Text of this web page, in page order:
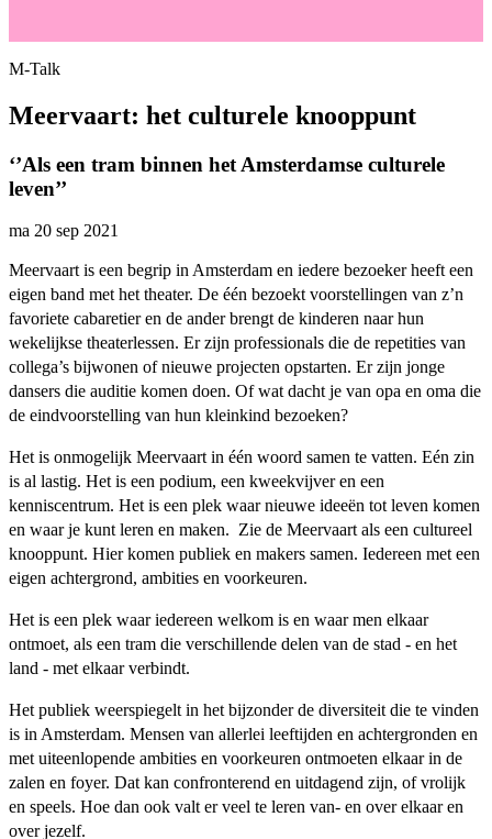
M-Talk
Meervaart: het culturele knooppunt
‘’Als een tram binnen het Amsterdamse culturele
leven’’
ma 20 sep 2021
Meervaart is een begrip in Amsterdam en iedere bezoeker heeft een
eigen band met het theater. De één bezoekt voorstellingen van z’n
favoriete cabaretier en de ander brengt de kinderen naar hun
wekelijkse theaterlessen. Er zijn professionals die de repetities van
collega’s bijwonen of nieuwe projecten opstarten. Er zijn jonge
dansers die auditie komen doen. Of wat dacht je van opa en oma die
de eindvoorstelling van hun kleinkind bezoeken?
Het is onmogelijk Meervaart in één woord samen te vatten. Eén zin
is al lastig. Het is een podium, een kweekvijver en een
kenniscentrum. Het is een plek waar nieuwe ideeën tot leven komen
en waar je kunt leren en maken. Zie de Meervaart als een cultureel
knooppunt. Hier komen publiek en makers samen. Iedereen met een
eigen achtergrond, ambities en voorkeuren.
Het is een plek waar iedereen welkom is en waar men elkaar
ontmoet, als een tram die verschillende delen van de stad - en het
land - met elkaar verbindt.
Het publiek weerspiegelt in het bijzonder de diversiteit die te vinden
is in Amsterdam. Mensen van allerlei leeftijden en achtergronden en
met uiteenlopende ambities en voorkeuren ontmoeten elkaar in de
zalen en foyer. Dat kan confronterend en uitdagend zijn, of vrolijk
en speels. Hoe dan ook valt er veel te leren van- en over elkaar en
over jezelf.